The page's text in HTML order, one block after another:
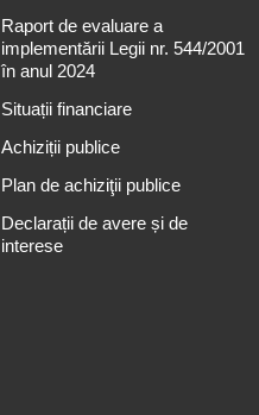
Raport de evaluare a
implementării Legii nr. 544/2001
în anul 2024
Situații financiare
Achiziții publice
Plan de achiziţii publice
Declarații de avere și de
interese